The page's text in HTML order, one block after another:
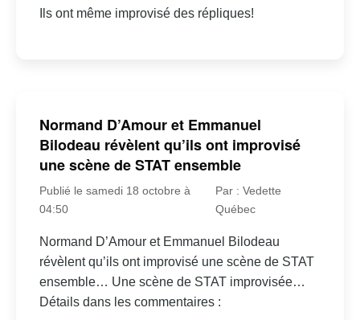
Ils ont même improvisé des répliques!
Normand D’Amour et Emmanuel
Bilodeau révèlent qu’ils ont improvisé
une scène de STAT ensemble
Publié le samedi 18 octobre à
04:50
Par : Vedette
Québec
Normand D’Amour et Emmanuel Bilodeau
révèlent qu’ils ont improvisé une scène de STAT
ensemble… Une scène de STAT improvisée…
Détails dans les commentaires :